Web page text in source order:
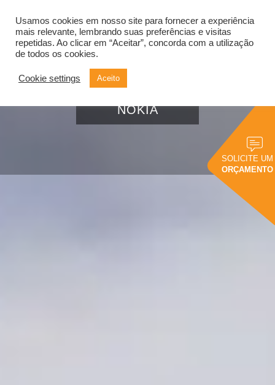
SOLICITE UM
ORÇAMENTO
Alternar
NOKIA
Usamos cookies em nosso site para fornecer a experiência
mais relevante, lembrando suas preferências e visitas
repetidas. Ao clicar em “Aceitar”, concorda com a utilização
de todos os cookies.
Cookie settings Aceito